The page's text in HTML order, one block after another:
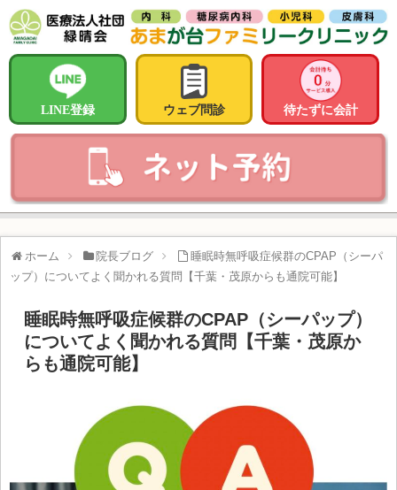
LINE登録 ウェブ問診 待たずに会計
ホーム 院長ブログ
睡眠時無呼吸症候群のCPAP（シーパ
ップ）についてよく聞かれる質問【千葉・茂原からも通院可能】
睡眠時無呼吸症候群のCPAP（シーパップ）
についてよく聞かれる質問【千葉・茂原か
らも通院可能】